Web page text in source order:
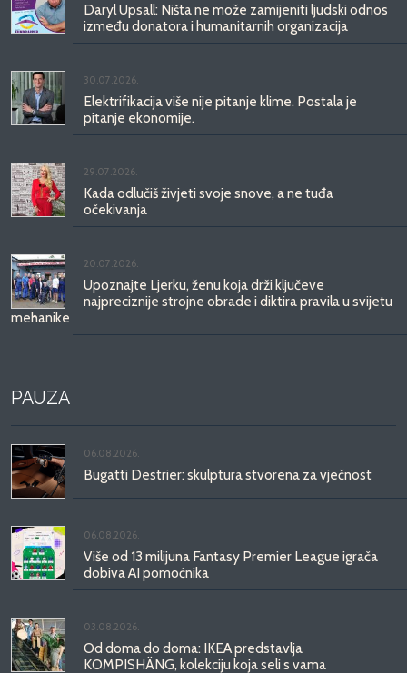
Daryl Upsall: Ništa ne može zamijeniti ljudski odnos
između donatora i humanitarnih organizacija
30.07.2026.
Elektrifikacija više nije pitanje klime. Postala je
pitanje ekonomije.
29.07.2026.
Kada odlučiš živjeti svoje snove, a ne tuđa
očekivanja
20.07.2026.
Upoznajte Ljerku, ženu koja drži ključeve
najpreciznije strojne obrade i diktira pravila u svijetu
mehanike
PAUZA
06.08.2026.
Bugatti Destrier: skulptura stvorena za vječnost
06.08.2026.
Više od 13 milijuna Fantasy Premier League igrača
dobiva AI pomoćnika
03.08.2026.
Od doma do doma: IKEA predstavlja
KOMPISHÄNG, kolekciju koja seli s vama